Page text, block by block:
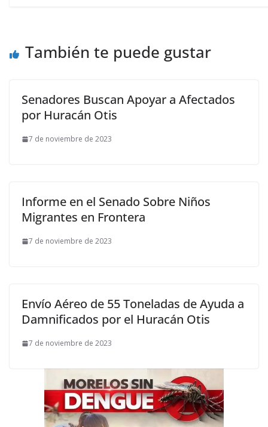
También te puede gustar
Senadores Buscan Apoyar a Afectados
por Huracán Otis
7 de noviembre de 2023
Informe en el Senado Sobre Niños
Migrantes en Frontera
7 de noviembre de 2023
Envío Aéreo de 55 Toneladas de Ayuda a
Damnificados por el Huracán Otis
7 de noviembre de 2023